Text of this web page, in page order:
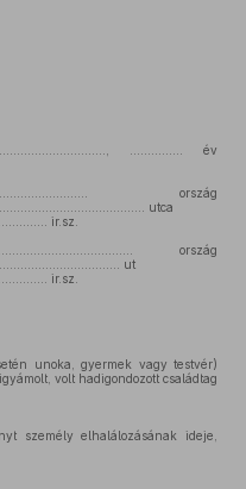
............... év
ország
utca
ir.sz.
ország
ut
ir.sz.
unoka, gyermek vagy testvér)
volt hadigondozott családtag
személy elhalálozásának ideje,